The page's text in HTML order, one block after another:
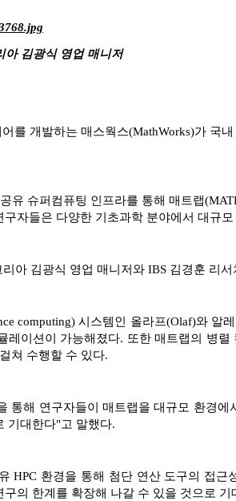
아 김광식 영업 매니저
를 개발하는 매스웍스(MathWorks)가 국
유 슈퍼컴퓨팅 인프라를 통해 매트랩
자들은 다양한 기초과학 분야에서 대규
아 김광식 영업 매니저와 IBS 김경훈 리
computing) 시스템인 올라프(Olaf)와
이션이 가능해졌다. 또한 매트랩의 병
쳐 수행할 수 있다.
통해 연구자들이 매트랩을 대규모 환경
기대한다"고 말했다.
HPC 환경을 통해 첨단 연산 도구의 접
의 한계를 확장해 나갈 수 있을 것으로 기